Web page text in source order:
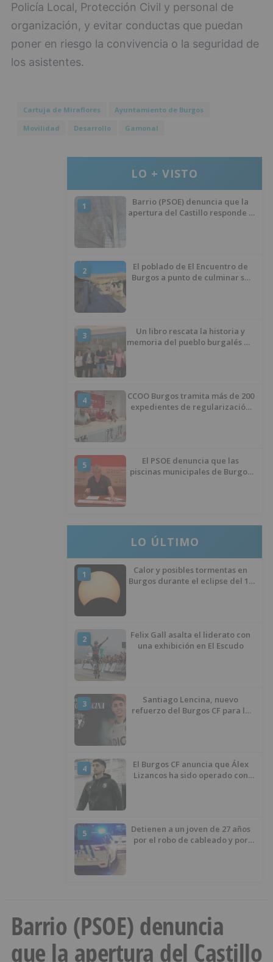
Policía Local, Protección Civil y personal de
organización, y evitar conductas que puedan
poner en riesgo la convivencia o la seguridad de
los asistentes.
Cartuja de Miraflores
Ayuntamiento de Burgos
Movilidad
Desarrollo Gamonal
LO + VISTO
1
Barrio (PSOE) denuncia que la
apertura del Castillo responde a
2
El poblado de El Encuentro de
Burgos a punto de culminar su
3
Un libro rescata la historia y
memoria del pueblo burgalés de
4
CCOO Burgos tramita más de 200
expedientes de regularización
5
El PSOE denuncia que las
piscinas municipales de Burgos
LO ÚLTIMO
1
Calor y posibles tormentas en
Burgos durante el eclipse del 12
2
Felix Gall asalta el liderato con
una exhibición en El Escudo
3
Santiago Lencina, nuevo
refuerzo del Burgos CF para la
4
El Burgos CF anuncia que Álex
Lizancos ha sido operado con
5
Detienen a un joven de 27 años
por el robo de cableado y por
Barrio (PSOE) denuncia
que la apertura del Castillo